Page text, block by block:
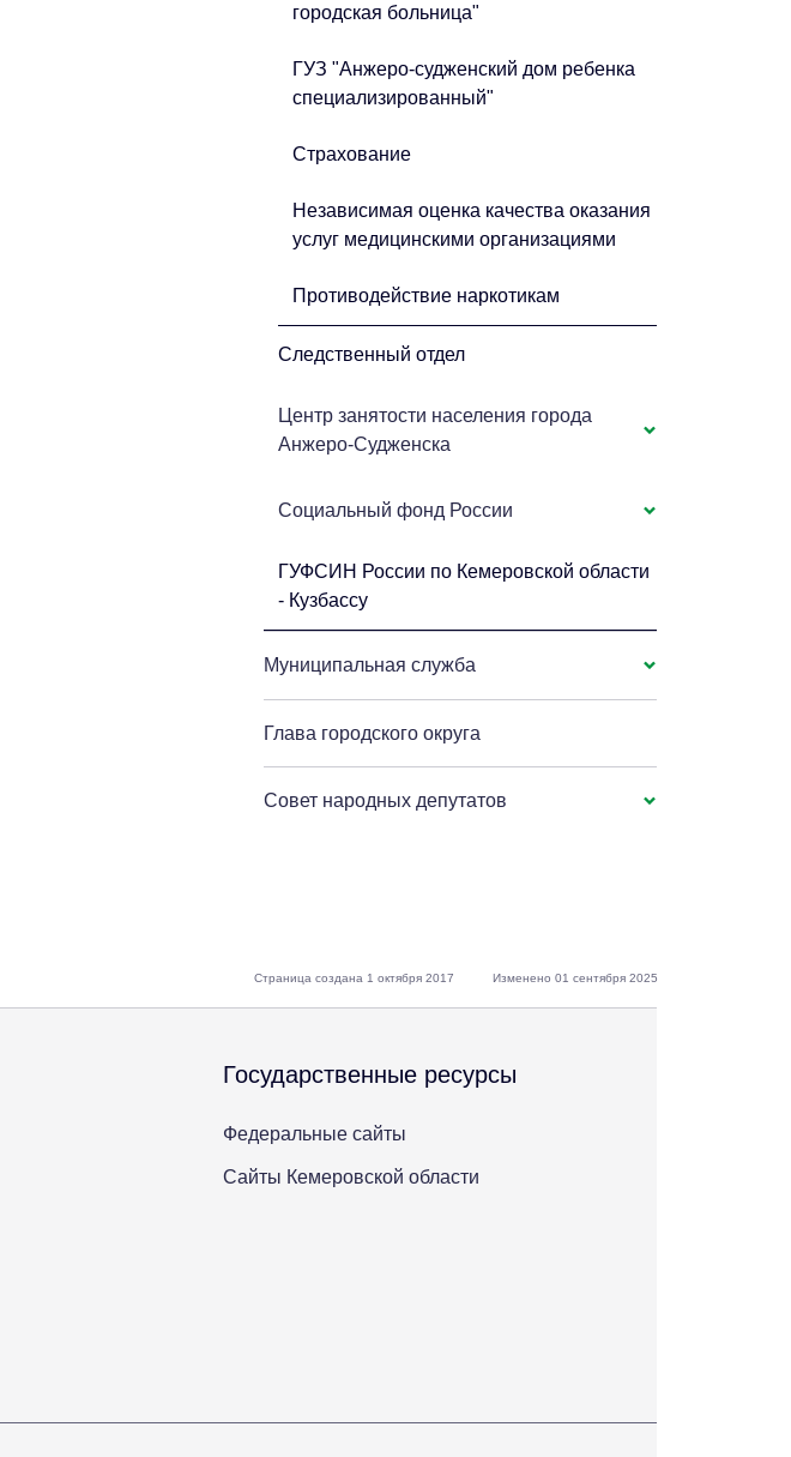
городская больница"
ГУЗ "Анжеро-судженский дом ребенка
специализированный"
Страхование
Независимая оценка качества оказания
услуг медицинскими организациями
Противодействие наркотикам
Следственный отдел
Центр занятости населения города
Анжеро-Судженска
Социальный фонд России
ГУФСИН России по Кемеровской области
- Кузбассу
Муниципальная служба
Глава городского округа
Совет народных депутатов
Страница создана 1 октября 2017 Изменено 01 сентября 2025
Государственные ресурсы
Федеральные сайты
Сайты Кемеровской области